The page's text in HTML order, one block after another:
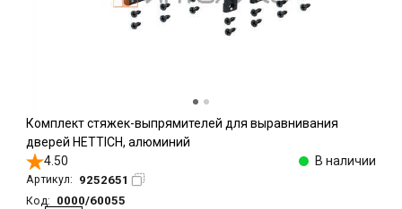
Комплект стяжек-выпрямителей для выравнивания
дверей HETTICH, алюминий
4.50
В наличии
Артикул: 9252651
Код:
0000/60055